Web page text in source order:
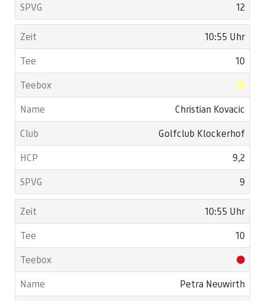
12
10:55 Uhr
10
Christian Kovacic
Golfclub Klockerhof
9,2
9
10:55 Uhr
10
Petra Neuwirth